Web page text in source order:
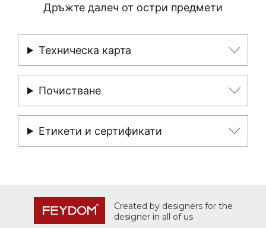
Дръжте далеч от остри предмети
Техническа карта
Почистване
Етикети и сертификати
Created by designers for the
designer in all of us